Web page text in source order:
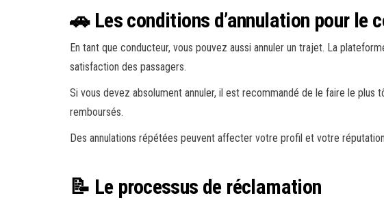
🚗 Les conditions d’annulation pour le
En tant que conducteur, vous pouvez aussi annuler un trajet. La
satisfaction des passagers.
Si vous devez absolument annuler, il est recommandé de le faire le
remboursés.
Des annulations répétées peuvent affecter votre profil et votre
📝 Le processus de réclamation